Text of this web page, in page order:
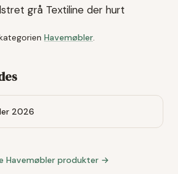
grå Textiline der hurt
Havemøbler.
2026
Havemøbler produkter →